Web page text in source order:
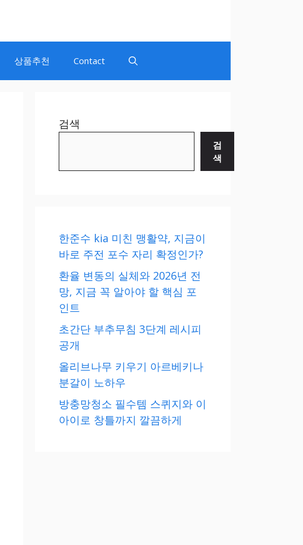
상품추천 Contact
검색
검
색
한준수 kia 미친 맹활약, 지금이
바로 주전 포수 자리 확정인가?
환율 변동의 실체와 2026년 전
망, 지금 꼭 알아야 할 핵심 포
인트
초간단 부추무침 3단계 레시피
공개
올리브나무 키우기 아르베키나
분갈이 노하우
방충망청소 필수템 스퀴지와 이
아이로 창틀까지 깔끔하게